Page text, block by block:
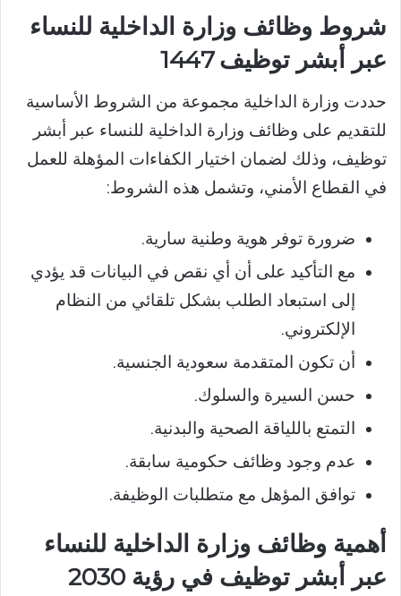
شروط وظائف وزارة الداخلية للنساء
عبر أبشر توظيف 1447
حددت وزارة الداخلية مجموعة من الشروط الأساسية
للتقديم على وظائف وزارة الداخلية للنساء عبر أبشر
توظيف، وذلك لضمان اختيار الكفاءات المؤهلة للعمل
في القطاع الأمني، وتشمل هذه الشروط:
ضرورة توفر هوية وطنية سارية.
مع التأكيد على أن أي نقص في البيانات قد يؤدي
إلى استبعاد الطلب بشكل تلقائي من النظام
الإلكتروني.
أن تكون المتقدمة سعودية الجنسية.
حسن السيرة والسلوك.
التمتع باللياقة الصحية والبدنية.
عدم وجود وظائف حكومية سابقة.
توافق المؤهل مع متطلبات الوظيفة.
أهمية وظائف وزارة الداخلية للنساء
عبر أبشر توظيف في رؤية 2030